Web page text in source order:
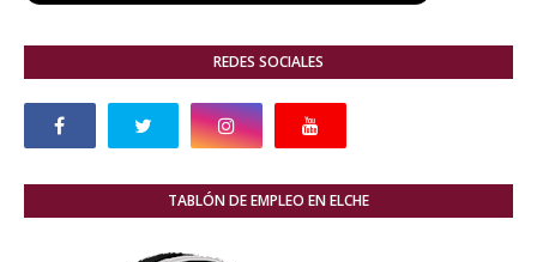
REDES SOCIALES
TABLÓN DE EMPLEO EN ELCHE